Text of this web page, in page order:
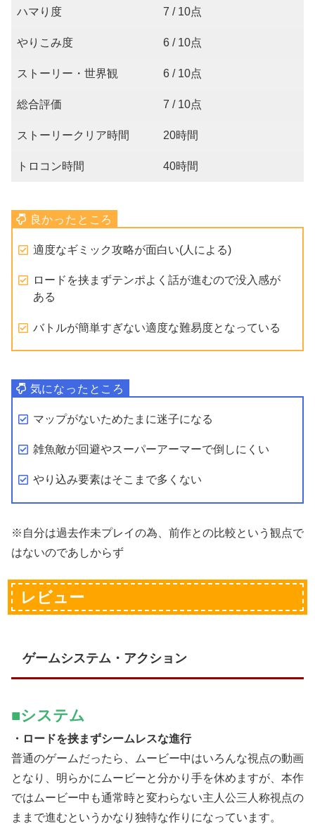
ハマり度 7 / 10点
やりこみ度 6 / 10点
ストーリー・世界観 6 / 10点
総合評価 7 / 10点
ストーリークリア時間 20時間
トロコン時間 40時間
適度なギミック攻略が面白い(人による)
ロードを挟まずテンポよく話が進むので没入感が
ある
バトルが簡単すぎない適度な難易度となっている
マップがないためたまに迷子になる
雑魚敵が回避やスーパーアーマーで倒しにくい
やり込み要素はそこまで多くない
※自分は過去作未プレイの為、前作との比較という観点で
はないのであしからず
レビュー
ゲームシステム・アクション
■システム
・ロードを挟まずシームレスな進行
普通のゲームだったら、ムービー中はいろんな視点の動画
となり、明らかにムービーと分かり手を休めますが、本作
ではムービー中も通常時と変わらない主人公三人称視点の
ままで進むというかなり独特な作りになっています。